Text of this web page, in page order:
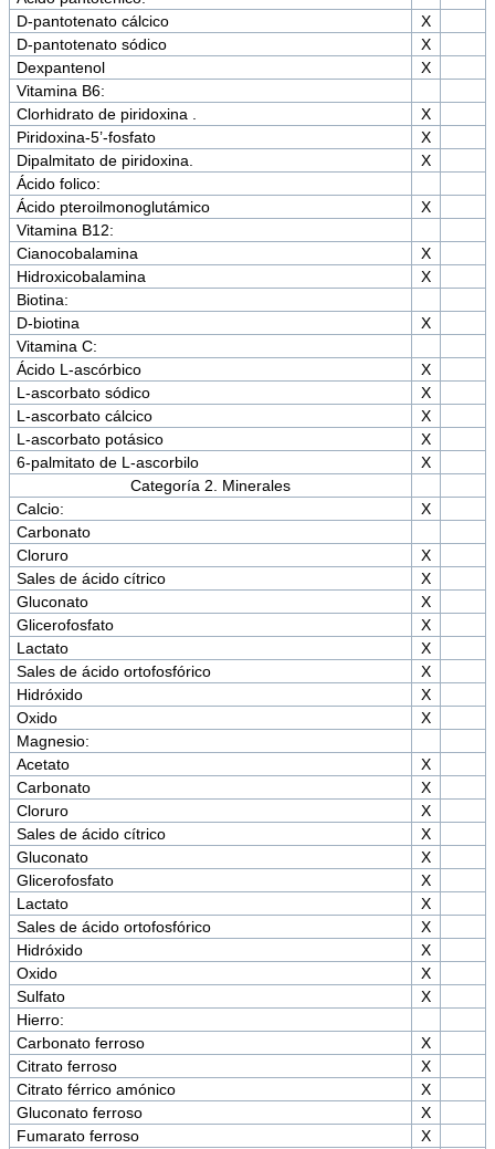
D-pantotenato cálcico
X
D-pantotenato sódico
X
Dexpantenol
X
Vitamina B6:
Clorhidrato de piridoxina .
X
Piridoxina-5’-fosfato
X
Dipalmitato de piridoxina.
X
Ácido folico:
Ácido pteroilmonoglutámico
X
Vitamina B12:
Cianocobalamina
X
Hidroxicobalamina
X
Biotina:
D-biotina
X
Vitamina C:
Ácido L-ascórbico
X
L-ascorbato sódico
X
L-ascorbato cálcico
X
L-ascorbato potásico
X
6-palmitato de L-ascorbilo
X
Categoría 2. Minerales
Calcio:
X
Carbonato
Cloruro
X
Sales de ácido cítrico
X
Gluconato
X
Glicerofosfato
X
Lactato
X
Sales de ácido ortofosfórico
X
Hidróxido
X
Oxido
X
Magnesio:
Acetato
X
Carbonato
X
Cloruro
X
Sales de ácido cítrico
X
Gluconato
X
Glicerofosfato
X
Lactato
X
Sales de ácido ortofosfórico
X
Hidróxido
X
Oxido
X
Sulfato
X
Hierro:
Carbonato ferroso
X
Citrato ferroso
X
Citrato férrico amónico
X
Gluconato ferroso
X
Fumarato ferroso
X